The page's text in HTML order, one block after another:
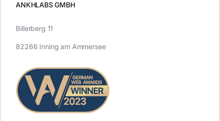
ANKHLABS GMBH
Billerberg 11
82266 Inning am Ammersee